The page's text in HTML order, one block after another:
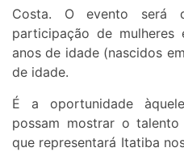
Costa. O evento
participação de
anos de idade (nascidos
de idade.
É a oportunidade
possam mostrar o
que representará Itatiba